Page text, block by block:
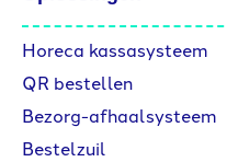
Horeca kassasysteem
QR bestellen
Bezorg-afhaalsysteem
Bestelzuil